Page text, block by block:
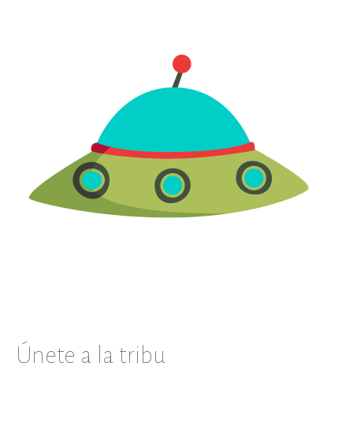
Únete a la tribu